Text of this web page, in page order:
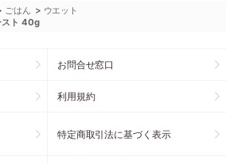
ごはん > ウエット
スト 40g
お問合せ窓口
利用規約
特定商取引法に基づく表示